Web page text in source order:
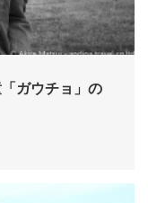
ガウチョ」の